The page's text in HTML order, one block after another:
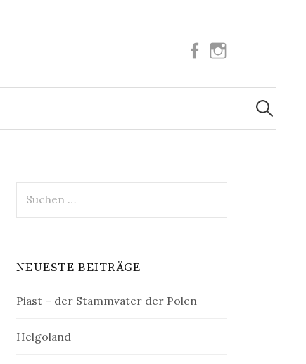
Facebook
Suchen
nach:
nach:
NEUESTE BEITRÄGE
Piast – der Stammvater der Polen
Helgoland